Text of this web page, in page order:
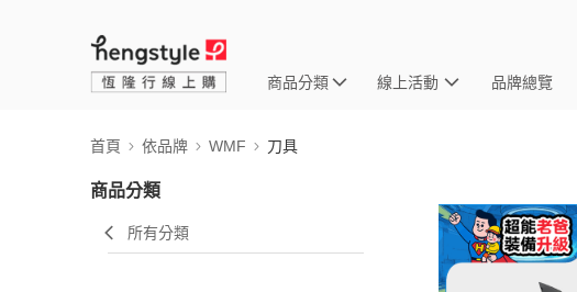
商品分類 線上活動 品牌總覽
首頁 依品牌 WMF 刀具
商品分類
所有分類